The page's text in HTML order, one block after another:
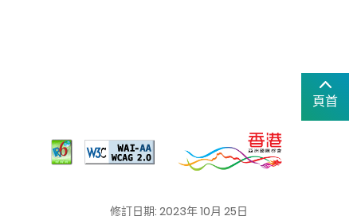
頁首
修訂日期: 2023年 10月 25日